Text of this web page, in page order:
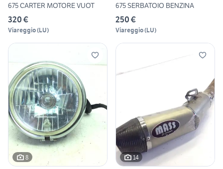
675 CARTER MOTORE VUOT
320 €
Viareggio(LU)
675 SERBATOIO BENZINA
250 €
Viareggio(LU)
8 14